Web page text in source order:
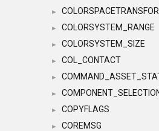
►
► COLORSYSTEM_RANGE
► COLORSYSTEM_SIZE
► COL_CONTACT
►
►
► COPYFLAGS
► COREMSG